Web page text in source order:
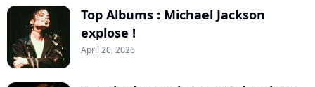
Top Albums : Michael Jackson
explose !
April 20, 2026